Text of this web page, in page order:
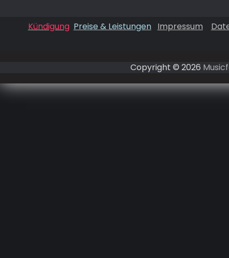
Kündigung Preise & Leistungen Impressum
Copyright © 2026